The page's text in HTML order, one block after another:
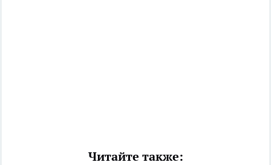
Читайте также: